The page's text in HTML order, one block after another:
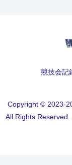
競技会記
Copyright © 2023-
All Rights